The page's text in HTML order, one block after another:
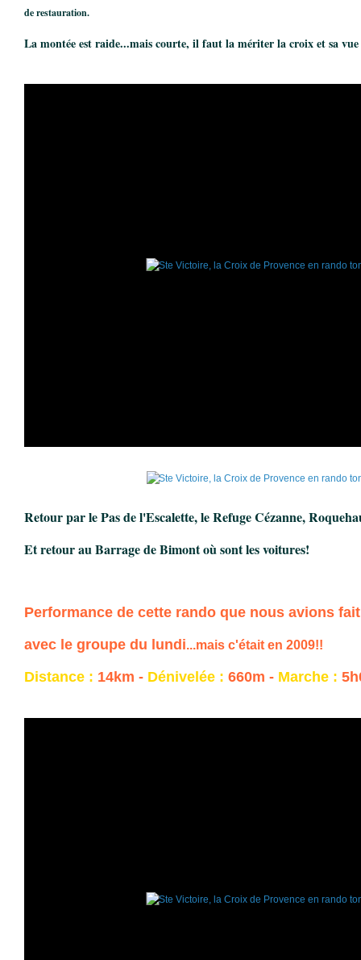
de restauration.
La montée est raide...mais courte, il faut la mériter la croix et sa
Retour par le Pas de l'Escalette, le Refuge Cézanne,
Et retour au Barrage de Bimont où sont les voitures!
Performance de cette rando que nous avions
avec le groupe du lundi...mais c'était en 2009!!
Distance : 14km - Dénivelée : 660m - Marche :